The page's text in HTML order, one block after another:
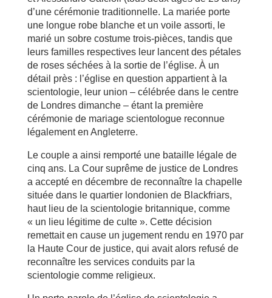
d’une cérémonie traditionnelle. La mariée porte
une longue robe blanche et un voile assorti, le
marié un sobre costume trois-pièces, tandis que
leurs familles respectives leur lancent des pétales
de roses séchées à la sortie de l’église. À un
détail près : l’église en question appartient à la
scientologie, leur union – célébrée dans le centre
de Londres dimanche – étant la première
cérémonie de mariage scientologue reconnue
légalement en Angleterre.
Le couple a ainsi remporté une bataille légale de
cinq ans. La Cour suprême de justice de Londres
a accepté en décembre de reconnaître la chapelle
située dans le quartier londonien de Blackfriars,
haut lieu de la scientologie britannique, comme
« un lieu légitime de culte ». Cette décision
remettait en cause un jugement rendu en 1970 par
la Haute Cour de justice, qui avait alors refusé de
reconnaître les services conduits par la
scientologie comme religieux.